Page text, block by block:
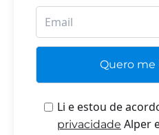
Li e estou de
privacidade Alper